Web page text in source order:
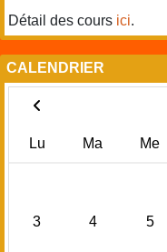
Détail des cours ici.
CALENDRIER
Lu Ma Me
3 4 5